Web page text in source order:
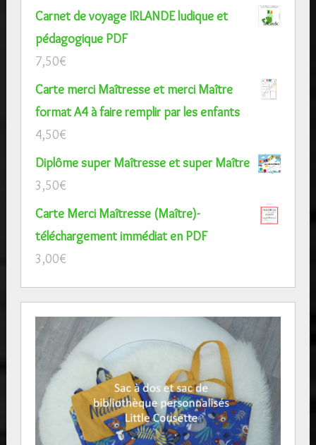
Carnet de voyage IRLANDE ludique et
pédagogique PDF
7,50€
Carte merci Maîtresse et merci Maître
format A4 à faire remplir par les enfants
4,50€
Diplôme super Maîtresse et super Maître
3,50€
Carte Merci Maîtresse (Maître)-
téléchargement immédiat en PDF
3,00€